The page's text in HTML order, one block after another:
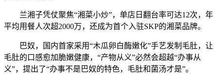
兰湘子凭仗聚焦“湘菜小炒”，单店日翻台率可达12次，年
平均用餐人次超2000万，还成为首个入驻SKP的湘菜品牌。
巴奴，国内首家采用“木瓜卵白酶嫩化”手艺发制毛肚，让
毛肚的口感愈加脆嫩健康，“产物从义”必然会超越“办事从
义”，提出了“办事不是巴奴的特色，毛肚和菌汤才是”。